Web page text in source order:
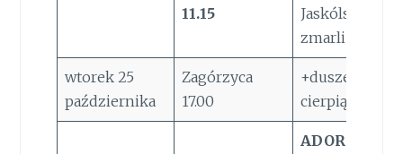
11.15
Jaskólski 8 r.
zmarli z rodz.
wtorek 25
października
Zagórzyca
17.00
+dusze w
cierpiące
ADORACJA